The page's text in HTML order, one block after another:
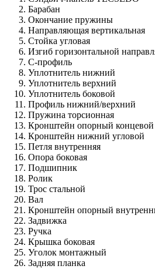
Барабан
Окончание пружины
Направляющая вертикальная
Стойка угловая
Изгиб горизонтальной
С-профиль
Уплотнитель нижний
Уплотнитель верхний
Уплотнитель боковой
Профиль нижний/верхний
Пружина торсионная
Кронштейн опорный концевой
Кронштейн нижний угловой
Петля внутренняя
Опора боковая
Подшипник
Ролик
Трос стальной
Вал
Кронштейн опорный
Задвижка
Ручка
Крышка боковая
Уголок монтажный
Задняя планка